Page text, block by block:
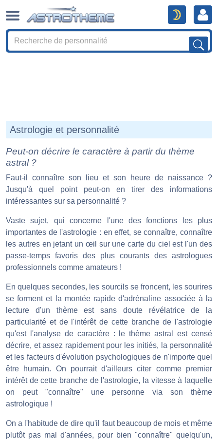
Astrologie et personnalité
Peut-on décrire le caractère à partir du thème
astral ?
Faut-il connaître son lieu et son heure de naissance ?
Jusqu'à quel point peut-on en tirer des informations
intéressantes sur sa personnalité ?
Vaste sujet, qui concerne l'une des fonctions les plus
importantes de l'astrologie : en effet, se connaître, connaître
les autres en jetant un œil sur une carte du ciel est l'un des
passe-temps favoris des plus courants des astrologues
professionnels comme amateurs !
En quelques secondes, les sourcils se froncent, les sourires
se forment et la montée rapide d'adrénaline associée à la
lecture d'un thème est sans doute révélatrice de la
particularité et de l'intérêt de cette branche de l'astrologie
qu'est l'analyse de caractère : le thème astral est censé
décrire, et assez rapidement pour les initiés, la personnalité
et les facteurs d'évolution psychologiques de n'importe quel
être humain. On pourrait d'ailleurs citer comme premier
intérêt de cette branche de l'astrologie, la vitesse à laquelle
on peut "connaître" une personne via son thème
astrologique !
On a l'habitude de dire qu'il faut beaucoup de mois et même
plutôt pas mal d'années, pour bien "connaître" quelqu'un,